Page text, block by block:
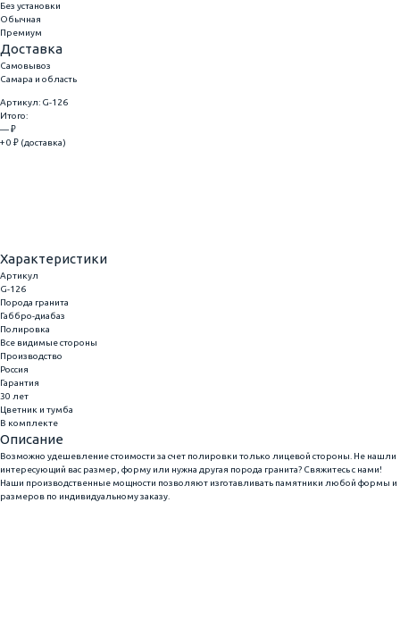
Без установки
Обычная
Премиум
Доставка
Самовывоз
Самара и область
Артикул: G-126
Итого:
— ₽
+ 0 ₽ (доставка)
Характеристики
Артикул
G-126
Порода гранита
Габбро-диабаз
Полировка
Все видимые стороны
Производство
Россия
Гарантия
30 лет
Цветник и тумба
В комплекте
Описание
Возможно удешевление стоимости за счет полировки только лицевой стороны. Не нашли
интересующий вас размер, форму или нужна другая порода гранита? Свяжитесь с нами!
Наши производственные мощности позволяют изготавливать памятники любой формы и
размеров по индивидуальному заказу.